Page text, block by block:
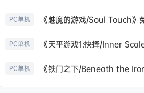
PC单机 《魅魔的游戏/Soul Touch》
PC单机
PC单机 《铁门之下/Beneath the